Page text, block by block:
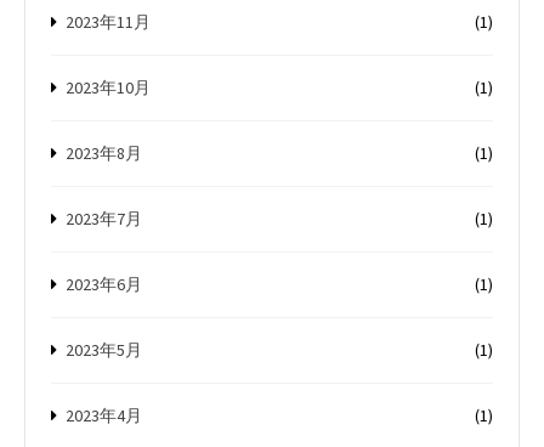
2023年11月 (1)
2023年10月 (1)
2023年8月 (1)
2023年7月 (1)
2023年6月 (1)
2023年5月 (1)
2023年4月 (1)